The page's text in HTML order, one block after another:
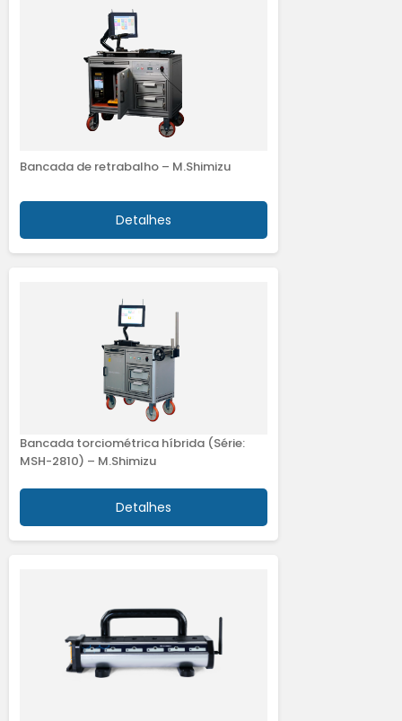
Bancada de retrabalho – M.Shimizu
Detalhes
Bancada torciométrica híbrida (Série:
MSH-2810) – M.Shimizu
Detalhes